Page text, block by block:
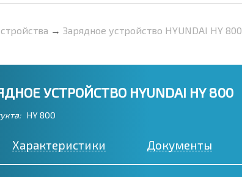
→ Зарядное устройство HYUNDAI HY 800
УСТРОЙСТВО HYUNDAI HY 800
HY 800
Характеристики Документы